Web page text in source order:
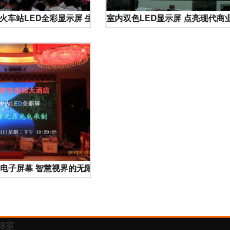
车站LED全彩显示屏 生产厂家与价格解析室内双色LED显示屏 点亮现代商
子屏幕 智慧视界的无限可能
室